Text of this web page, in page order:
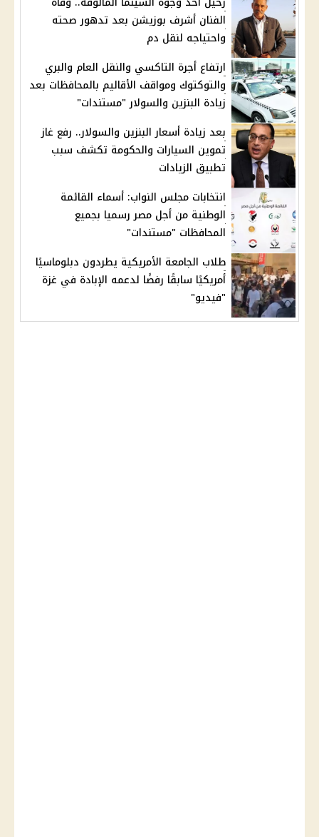
الفنان أشرف بوزيشن بعد تدهور صحته
واحتياجه لنقل دم
ارتفاع أجرة التاكسي والنقل العام والبري
والتوكتوك ومواقف الأقاليم بالمحافظات بعد
زيادة البنزين والسولار "مستندات"
بعد زيادة أسعار البنزين والسولار.. رفع غاز
تموين السيارات والحكومة تكشف سبب
تطبيق الزيادات
انتخابات مجلس النواب: أسماء القائمة
الوطنية من أجل مصر رسميا بجميع
المحافظات "مستندات"
طلاب الجامعة الأمريكية يطردون دبلوماسيًا
أمريكيًا سابقًا رفضًا لدعمه الإبادة في غزة
"فيديو"